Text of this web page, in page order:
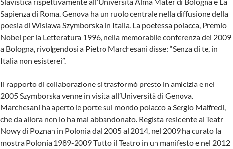
Sapienza di Roma. Genova ha un ruolo centrale nella diffusione della
poesia di Wislawa Szymborska in Italia. La poetessa polacca, Premio
Nobel per la Letteratura 1996, nella memorabile conferenza del 2009
a Bologna, rivolgendosi a Pietro Marchesani disse: “Senza di te, in
Italia non esisterei”.
Il rapporto di collaborazione si trasformò presto in amicizia e nel
2005 Szymborska venne in visita all’Università di Genova.
Marchesani ha aperto le porte sul mondo polacco a Sergio Maifredi,
che da allora non lo ha mai abbandonato. Regista residente al Teatr
Nowy di Poznan in Polonia dal 2005 al 2014, nel 2009 ha curato la
mostra Polonia 1989-2009 Tutto il Teatro in un manifesto e nel 2012